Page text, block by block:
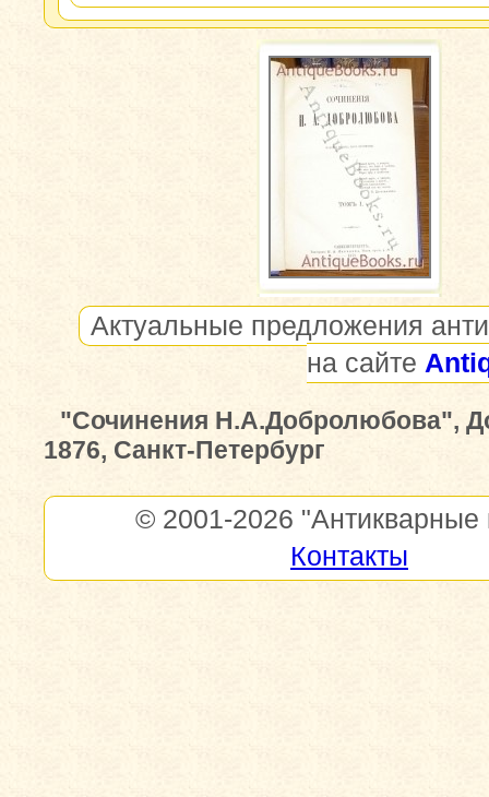
Актуальные предложения
на сайте
"Сочинения Н.А.Добролюбова",
1876, Санкт-Петербург
© 2001-2026 "Антикварные
Контакты